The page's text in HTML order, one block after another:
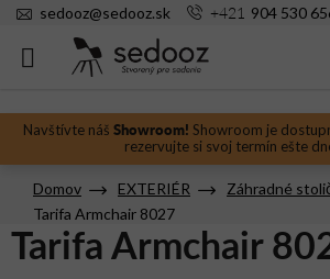
Prejsť
Navštívte náš Showroom! Showroom je
rezervujte si svoj termín ešte
sedooz@sedooz.sk +421 904 530
Domov EXTERIÉR
Záhradné
Tarifa Armchair 8027
Tarifa Armchair